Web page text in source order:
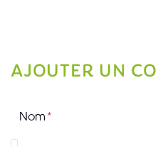
AJOUTER UN
Nom